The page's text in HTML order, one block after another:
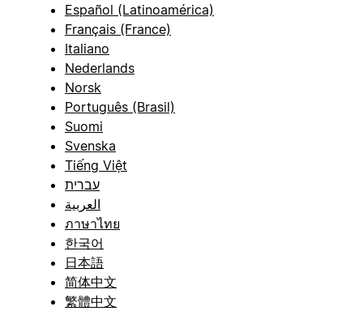
Español (Latinoamérica)
Français (France)
Italiano
Nederlands
Norsk
Português (Brasil)
Suomi
Svenska
Tiếng Việt
עברית
العربية
ภาษาไทย
한국어
日本語
简体中文
繁體中文